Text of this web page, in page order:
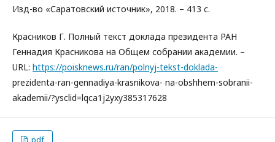
Изд-во «Саратовский источник», 2018. – 413 с.
Красников Г. Полный текст доклада президента РАН
Геннадия Красникова на Общем собрании академии. –
URL: https://poisknews.ru/ran/polnyj-tekst-doklada-
prezidenta-ran-gennadiya-krasnikova- na-obshhem-sobranii-
akademii/?ysclid=lqca1j2yxy385317628
pdf